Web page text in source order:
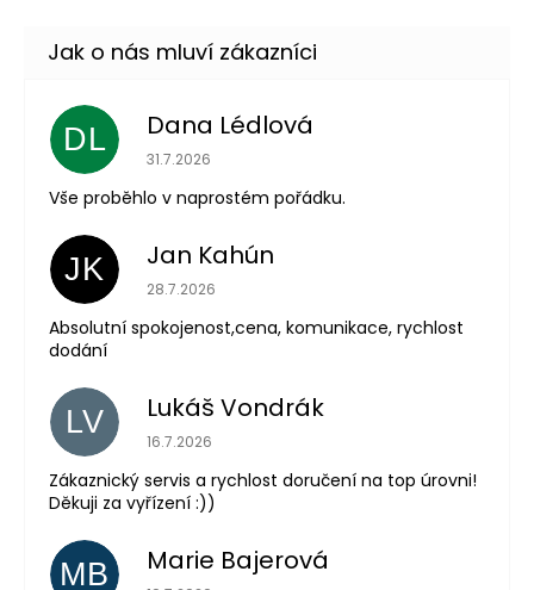
DL Dana Lédlová
Hodnocení obchodu je 5 z 5 hvězdiček.
31.7.2026
Vše proběhlo v naprostém pořádku.
JK Jan Kahún
Hodnocení obchodu je 5 z 5 hvězdiček.
28.7.2026
Absolutní spokojenost,cena, komunikace, rychlost
dodání
LV Lukáš Vondrák
Hodnocení obchodu je 5 z 5 hvězdiček.
16.7.2026
Zákaznický servis a rychlost doručení na top úrovni!
Děkuji za vyřízení :))
MB Marie Bajerová